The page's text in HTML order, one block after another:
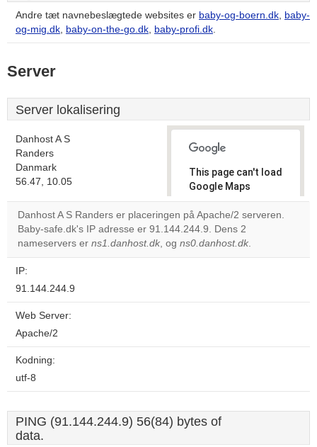
Andre tæt navnebeslægtede websites er baby-og-boern.dk, baby-
og-mig.dk, baby-on-the-go.dk, baby-profi.dk.
Server
Server lokalisering
Danhost A S
Randers
Danmark
56.47, 10.05
This page can't load
Google Maps
correctly.
Do you
own this
Danhost A S Randers er placeringen på Apache/2 serveren.
Baby-safe.dk's IP adresse er 91.144.244.9. Dens 2
nameservers er ns1.danhost.dk, og ns0.danhost.dk.
IP:
91.144.244.9
Web Server:
Apache/2
Kodning:
utf-8
PING (91.144.244.9) 56(84) bytes of
data.